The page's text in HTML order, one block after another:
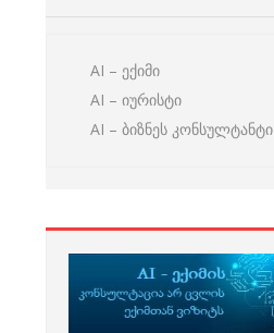
AI – ექიმი
AI – იურისტი
AI – ბიზნეს კონსულტანტი